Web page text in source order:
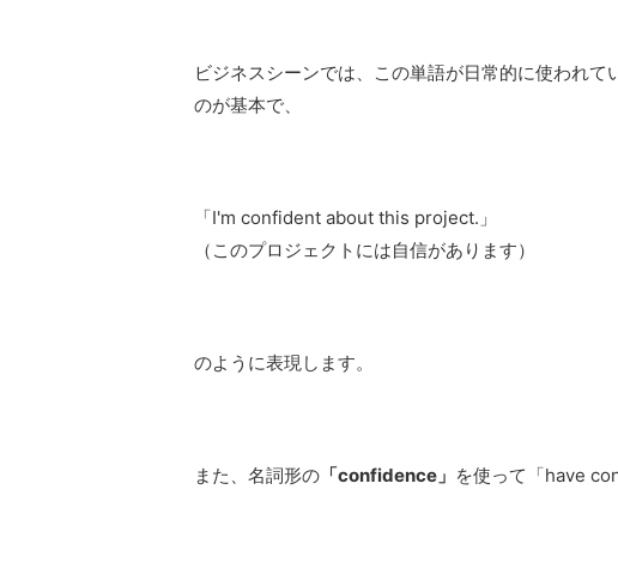
ビジネスシーンでは、この単語が日常的に使われ
のが基本で、
「I'm confident about this project.」
（このプロジェクトには自信があります）
のように表現します。
また、名詞形の 「confidence」 を使って「have